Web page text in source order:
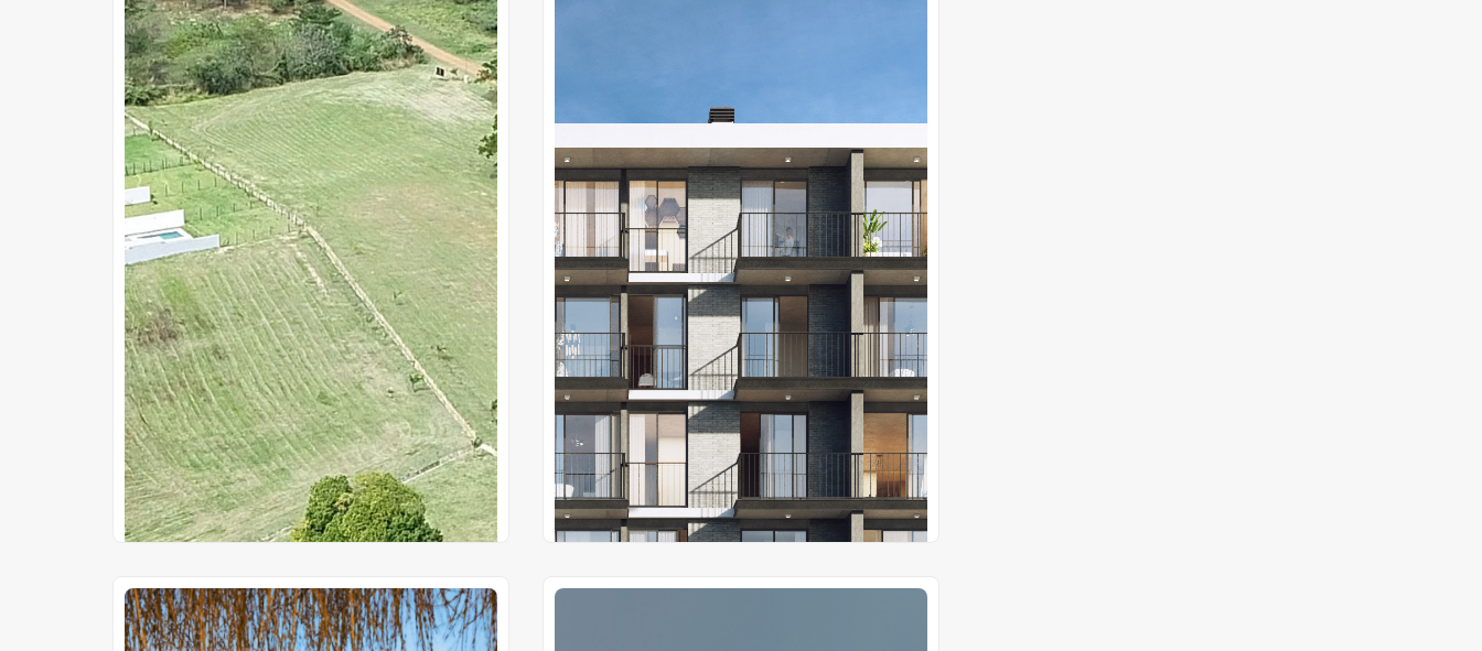
Proyectos en Pozo
Petra Imperiale
Avda. Sta. Teresa esquina Emeterio Miranda,
Asunción
Precio desdeGs 635.000.000
Cuotas en pozo de
Gs 1.980.000
Proyectos Terminados
Laguna Club
Tte. 2do. Máximo Caballero 702, Asuncion
Precio desde Gs 371.000.000
Cuotas de
Gs 4.690.000
20 años de plazo